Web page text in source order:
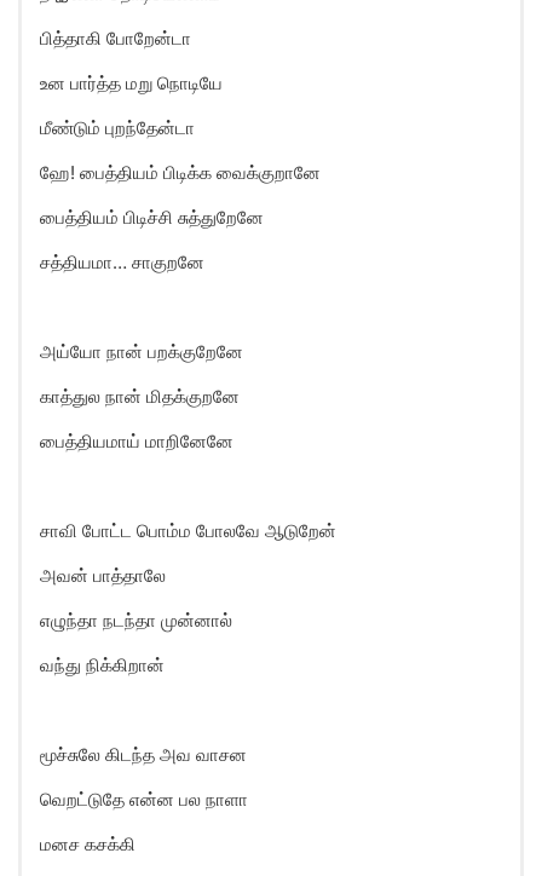
பித்தாகி போறேன்டா
உன பார்த்த மறு நொடியே
மீண்டும் புறந்தேன்டா
ஹே! பைத்தியம் பிடிக்க வைக்குறானே
பைத்தியம் பிடிச்சி சுத்துறேனே
சத்தியமா… சாகுறனே
அய்யோ நான் பறக்குறேனே
காத்துல நான் மிதக்குறனே
பைத்தியமாய் மாறினேனே
சாவி போட்ட பொம்ம போலவே ஆடுறேன்
அவன் பாத்தாலே
எழுந்தா நடந்தா முன்னால்
வந்து நிக்கிறான்
மூச்சுலே கிடந்த அவ வாசன
வெறட்டுதே என்ன பல நாளா
மனச கசக்கி